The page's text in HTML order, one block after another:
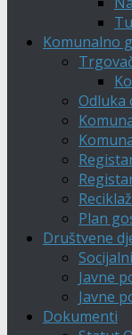
Komunalno
Odluka
Plan
Društvene
Javne
Javne
Dokumenti